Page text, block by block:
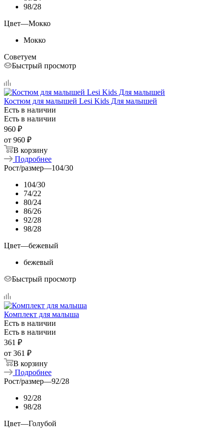
98/28
Цвет—Мокко
Мокко
Советуем
Быстрый просмотр
Костюм для малышей Lesi Kids Для малышей
Есть в наличии
Есть в наличии
960 ₽
от 960 ₽
В корзину
Подробнее
Рост/размер—104/30
104/30
74/22
80/24
86/26
92/28
98/28
Цвет—бежевый
бежевый
Быстрый просмотр
Комплект для малыша
Есть в наличии
Есть в наличии
361 ₽
от 361 ₽
В корзину
Подробнее
Рост/размер—92/28
92/28
98/28
Цвет—Голубой